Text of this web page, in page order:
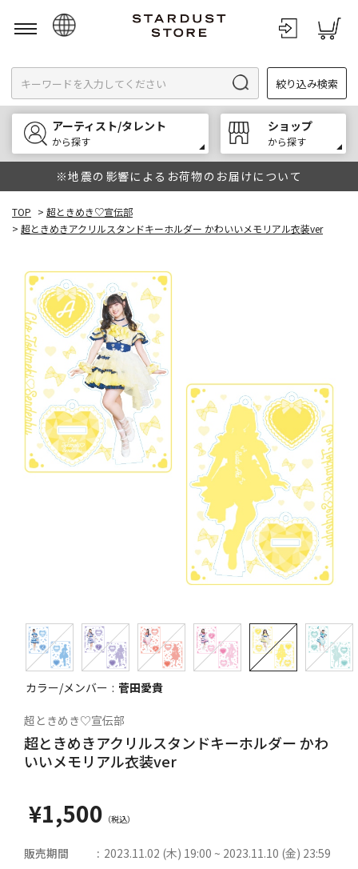
English
한국어
中文
絞り込み検索
アーティスト/タレント
から探す
ショップ
から探す
※地震の影響によるお荷物のお届けについて
TOP > 超ときめき♡宣伝部
> 超ときめきアクリルスタンドキーホルダー かわいいメモリアル衣装ver
カラー/メンバー 菅田愛貴
超ときめき♡宣伝部
超ときめきアクリルスタンドキーホルダー かわ
いいメモリアル衣装ver
¥1,500
販売期間 2023.11.02 (木) 19:00 ~ 2023.11.10 (金) 23:59